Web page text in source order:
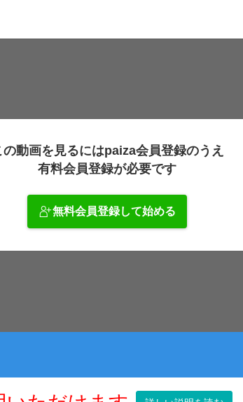
の動画を見るにはpaiza会員登録のうえ
有料会員登録が必要です
無料会員登録して始める